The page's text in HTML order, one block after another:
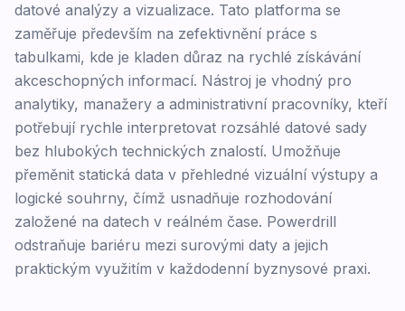
datové analýzy a vizualizace. Tato platforma se
zaměřuje především na zefektivnění práce s
tabulkami, kde je kladen důraz na rychlé získávání
akceschopných informací. Nástroj je vhodný pro
analytiky, manažery a administrativní pracovníky, kteří
potřebují rychle interpretovat rozsáhlé datové sady
bez hlubokých technických znalostí. Umožňuje
přeměnit statická data v přehledné vizuální výstupy a
logické souhrny, čímž usnadňuje rozhodování
založené na datech v reálném čase. Powerdrill
odstraňuje bariéru mezi surovými daty a jejich
praktickým využitím v každodenní byznysové praxi.